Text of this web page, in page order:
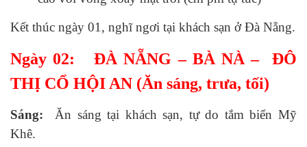
Kết thúc ngày 01, nghĩ ngơi tại khách sạn ở Đà Nẵng.
Ngày 02: ĐÀ NẴNG – BÀ NÀ – ĐÔ
THỊ CỔ HỘI AN (Ăn sáng, trưa, tối)
Sáng:Ăn sáng tại khách sạn, tự do tắm biển Mỹ
Khê.